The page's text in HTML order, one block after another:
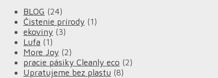
BLOG (24)
Čistenie prírody (1)
ekoviny (3)
Lufa (1)
More Joy (2)
pracie pásiky Cleanly eco (2)
Upratujeme bez plastu (8)